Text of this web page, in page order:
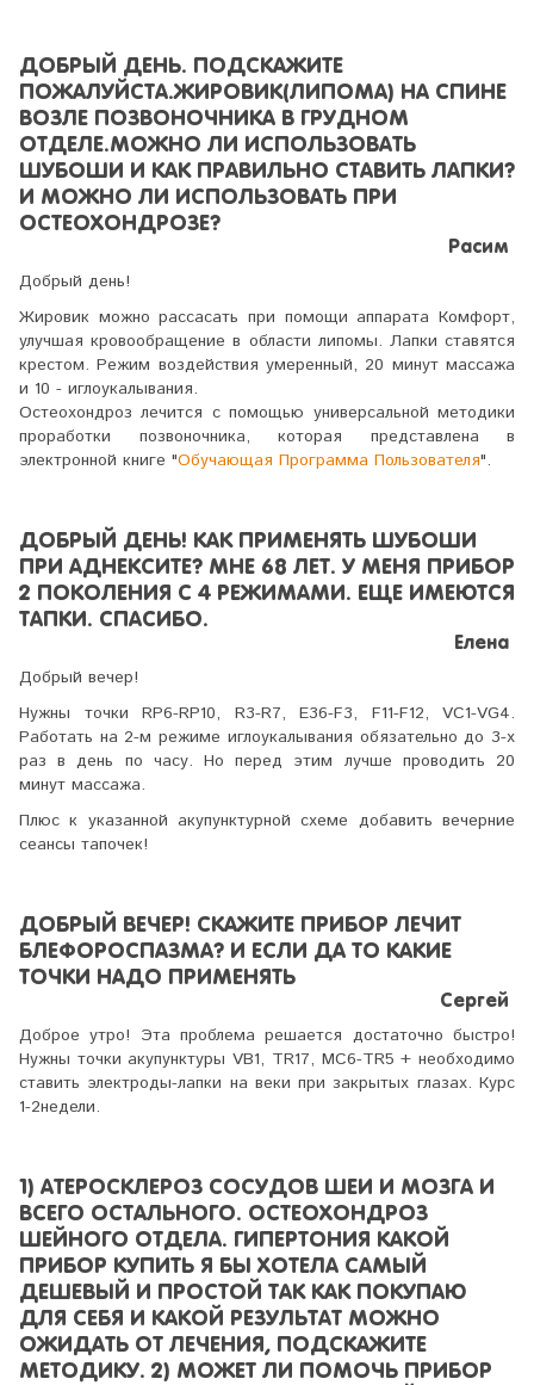
ДОБРЫЙ ДЕНЬ. ПОДСКАЖИТЕ
ПОЖАЛУЙСТА.ЖИРОВИК(ЛИПОМА) НА СПИНЕ
ВОЗЛЕ ПОЗВОНОЧНИКА В ГРУДНОМ
ОТДЕЛЕ.МОЖНО ЛИ ИСПОЛЬЗОВАТЬ
ШУБОШИ И КАК ПРАВИЛЬНО СТАВИТЬ ЛАПКИ?
И МОЖНО ЛИ ИСПОЛЬЗОВАТЬ ПРИ
ОСТЕОХОНДРОЗЕ?
Расим
Добрый день!
Жировик можно рассасать при помощи аппарата Комфорт,
улучшая кровообращение в области липомы. Лапки ставятся
крестом. Режим воздействия умеренный, 20 минут массажа
и 10 - иглоукалывания.
Остеохондроз лечится с помощью универсальной методики
проработки позвоночника, которая представлена в
электронной книге "Обучающая Программа Пользователя".
ДОБРЫЙ ДЕНЬ! КАК ПРИМЕНЯТЬ ШУБОШИ
ПРИ АДНЕКСИТЕ? МНЕ 68 ЛЕТ. У МЕНЯ ПРИБОР
2 ПОКОЛЕНИЯ С 4 РЕЖИМАМИ. ЕЩЕ ИМЕЮТСЯ
ТАПКИ. СПАСИБО.
Елена
Добрый вечер!
Нужны точки RP6-RP10, R3-R7, E36-F3, F11-F12, VC1-VG4.
Работать на 2-м режиме иглоукалывания обязательно до 3-х
раз в день по часу. Но перед этим лучше проводить 20
минут массажа.
Плюс к указанной акупунктурной схеме добавить вечерние
сеансы тапочек!
ДОБРЫЙ ВЕЧЕР! СКАЖИТЕ ПРИБОР ЛЕЧИТ
БЛЕФОРОСПАЗМА? И ЕСЛИ ДА ТО КАКИЕ
ТОЧКИ НАДО ПРИМЕНЯТЬ
Сергей
Доброе утро! Эта проблема решается достаточно быстро!
Нужны точки акупунктуры VB1, TR17, MC6-TR5 + необходимо
ставить электроды-лапки на веки при закрытых глазах. Курс
1-2недели.
1) АТЕРОСКЛЕРОЗ СОСУДОВ ШЕИ И МОЗГА И
ВСЕГО ОСТАЛЬНОГО. ОСТЕОХОНДРОЗ
ШЕЙНОГО ОТДЕЛА. ГИПЕРТОНИЯ КАКОЙ
ПРИБОР КУПИТЬ Я БЫ ХОТЕЛА САМЫЙ
ДЕШЕВЫЙ И ПРОСТОЙ ТАК КАК ПОКУПАЮ
ДЛЯ СЕБЯ И КАКОЙ РЕЗУЛЬТАТ МОЖНО
ОЖИДАТЬ ОТ ЛЕЧЕНИЯ, ПОДСКАЖИТЕ
МЕТОДИКУ. 2) МОЖЕТ ЛИ ПОМОЧЬ ПРИБОР